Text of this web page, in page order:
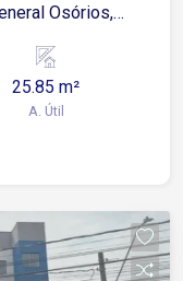
Osórios,
25.85 m²
A. Útil